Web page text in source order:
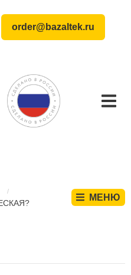
order@bazaltek.ru
МЕНЮ